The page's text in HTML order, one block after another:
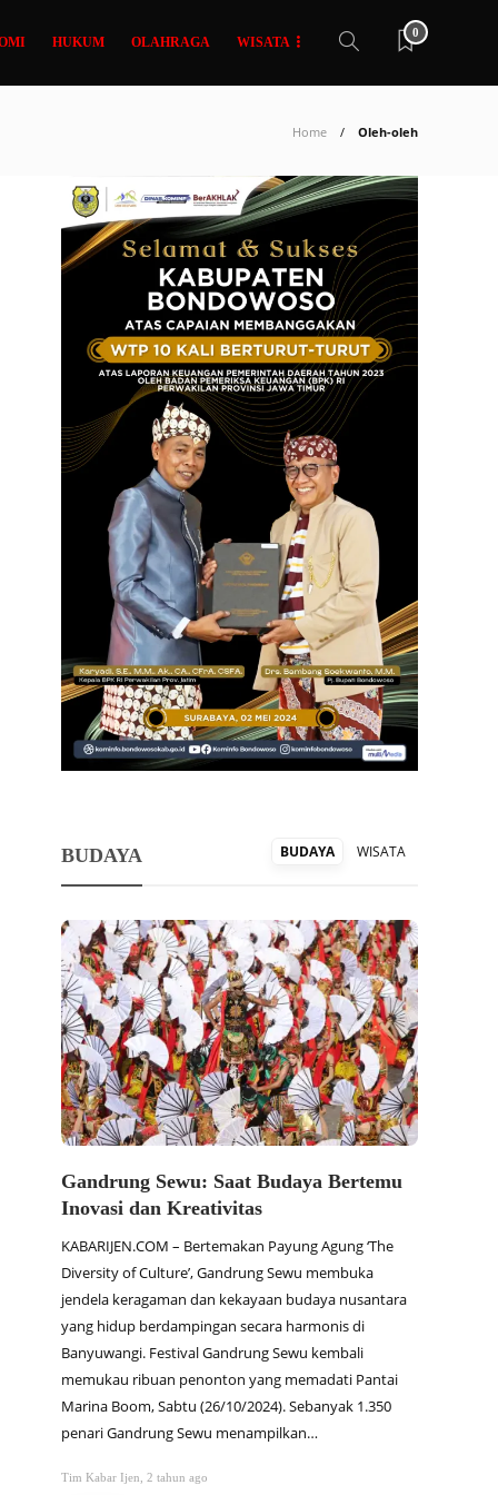
HUKUM OLAHRAGA WISATA
0
Home Oleh-oleh
BUDAYA BUDAYA WISATA
Gandrung Sewu: Saat Budaya Bertemu
Inovasi dan Kreativitas
KABARIJEN.COM – Bertemakan Payung Agung ‘The
Diversity of Culture’, Gandrung Sewu membuka
jendela keragaman dan kekayaan budaya nusantara
yang hidup berdampingan secara harmonis di
Banyuwangi. Festival Gandrung Sewu kembali
memukau ribuan penonton yang memadati Pantai
Marina Boom, Sabtu (26/10/2024). Sebanyak 1.350
penari Gandrung Sewu menampilkan…
Tim Kabar Ijen ,2 tahun ago